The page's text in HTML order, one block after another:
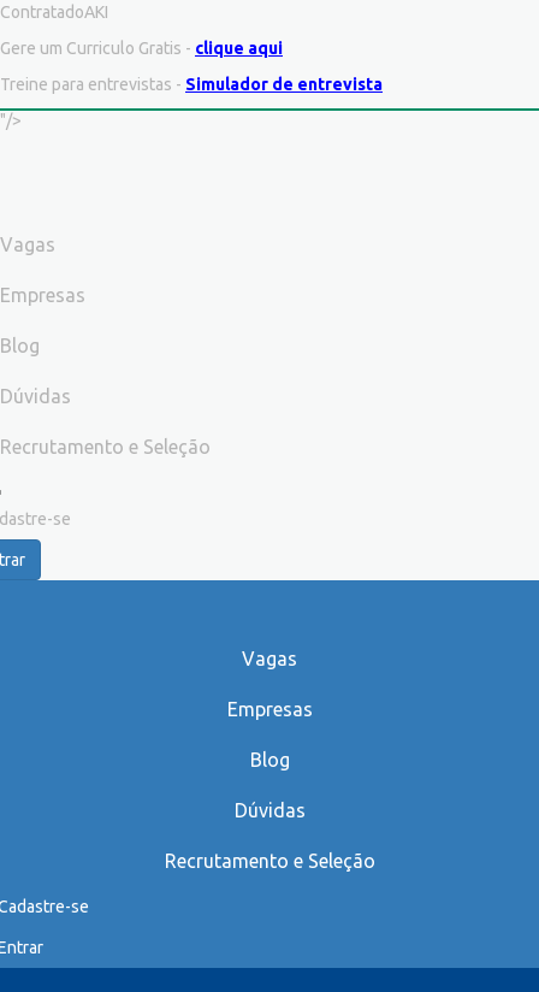
ContratadoAKI
Gere um Curriculo Gratis - clique aqui
Treine para entrevistas - Simulador de entrevista
"/>
Vagas
Empresas
Blog
Dúvidas
Recrutamento e Seleção
se
Vagas
Empresas
Blog
Dúvidas
Recrutamento e Seleção
se